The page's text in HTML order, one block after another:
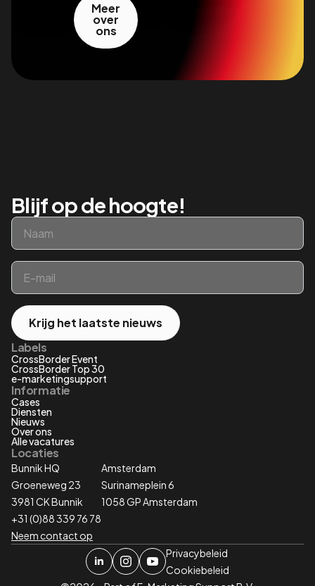
Meer
over
ons
Blijf op de hoogte!
Naam
Email
Krijg het laatste nieuws
Labels
CrossBorder Event
CrossBorder Top 30
e-marketingsupport
Informatie
Cases
Diensten
Nieuws
Over ons
Alle vacatures
Locaties
Bunnik HQ
Groeneweg 23
3981 CK Bunnik
+31 (0)88 339 76 78
Neem contact op
Amsterdam
Surinameplein 6
1058 GP Amsterdam
Privacybeleid
Cookiebeleid